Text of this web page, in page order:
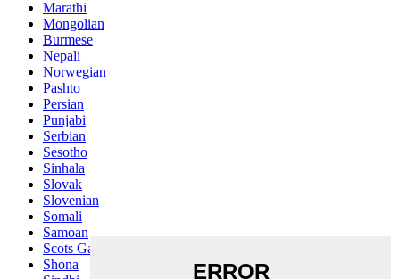
Marathi
Mongolian
Burmese
Nepali
Norwegian
Pashto
Persian
Punjabi
Serbian
Sesotho
Sinhala
Slovak
Slovenian
Somali
Samoan
Scots Gaelic
Shona